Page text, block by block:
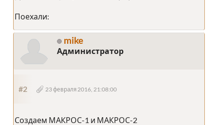
Поехали:
mike
Администратор
#2 23 февраля 2016, 21:08:00
Создаем МАКРОС-1 и МАКРОС-2